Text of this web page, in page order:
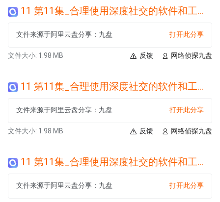
11 第11集_合理使用深度社交的软件和工具.wma
文件来源于阿里云盘分享：九盘 打开此分享
文件大小: 1.98 MB 网络侦探九盘
反馈
11 第11集_合理使用深度社交的软件和工具.wma
文件来源于阿里云盘分享：九盘 打开此分享
文件大小: 1.98 MB 网络侦探九盘
反馈
11 第11集_合理使用深度社交的软件和工具.wma
文件来源于阿里云盘分享：九盘 打开此分享